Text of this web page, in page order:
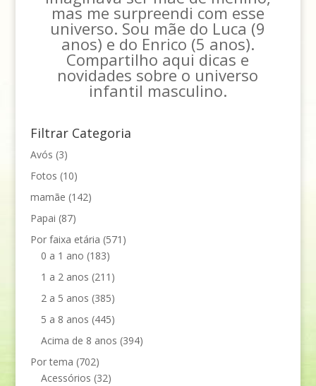
mas me surpreendi com esse
universo. Sou mãe do Luca (9
anos) e do Enrico (5 anos).
Compartilho aqui dicas e
novidades sobre o universo
infantil masculino.
Filtrar Categoria
Avós (3)
Fotos (10)
mamãe (142)
Papai (87)
Por faixa etária (571)
0 a 1 ano (183)
1 a 2 anos (211)
2 a 5 anos (385)
5 a 8 anos (445)
Acima de 8 anos (394)
Por tema (702)
Acessórios (32)